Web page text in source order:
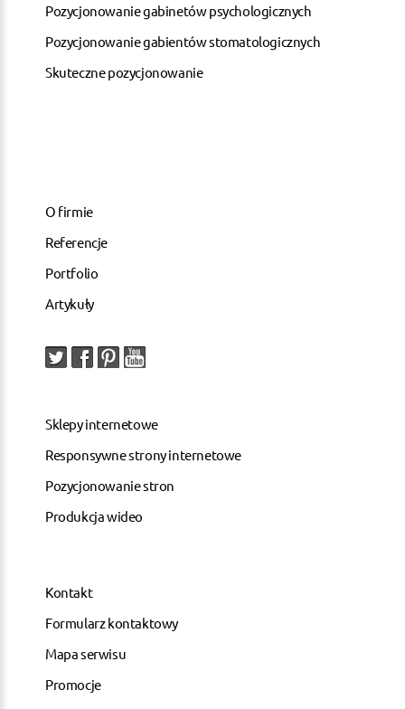
Pozycjonowanie gabinetów psychologicznych
Pozycjonowanie gabientów stomatologicznych
Skuteczne pozycjonowanie
O firmie
Referencje
Portfolio
Artykuły
Sklepy internetowe
Responsywne strony internetowe
Pozycjonowanie stron
Produkcja wideo
Kontakt
Formularz kontaktowy
Mapa serwisu
Promocje